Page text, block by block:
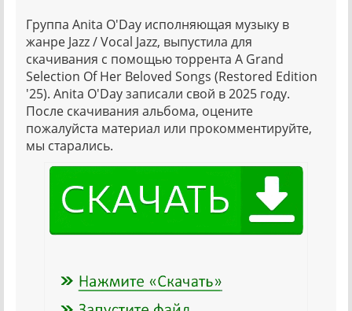
Группа Anita O'Day исполняющая музыку в
жанре Jazz / Vocal Jazz, выпустила для
скачивания с помощью торрента A Grand
Selection Of Her Beloved Songs (Restored Edition
'25). Anita O'Day записали свой в 2025 году.
После скачивания альбома, оцените
пожалуйста материал или прокомментируйте,
мы старались.